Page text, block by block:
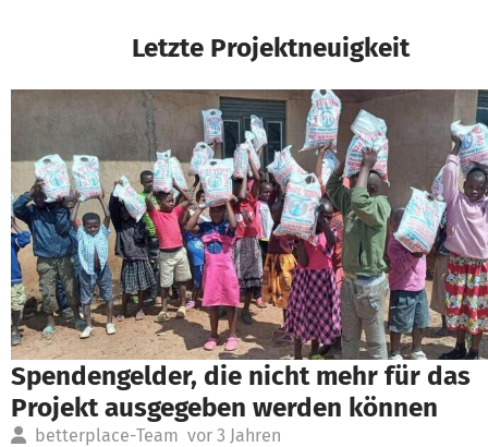
Letzte Projektneuigkeit
Spendengelder, die nicht mehr für das
Projekt ausgegeben werden können
betterplace-Team vor 3 Jahren